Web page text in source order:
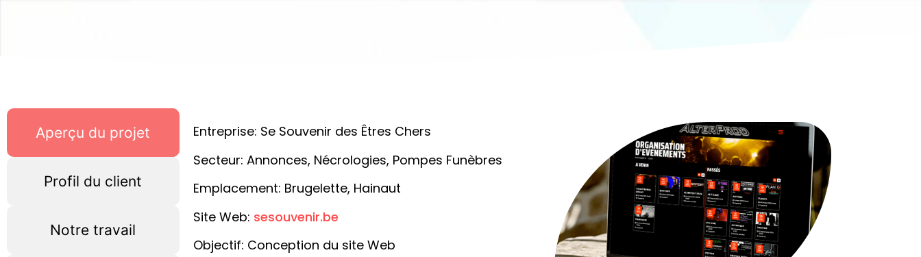
Aperçu du projet
Profil du client
Notre travail
Entreprise: Se Souvenir des Êtres Chers
Secteur: Annonces, Nécrologies, Pompes Funèbres
Emplacement: Brugelette, Hainaut
Site Web: sesouvenir.be
Objectif: Conception du site Web